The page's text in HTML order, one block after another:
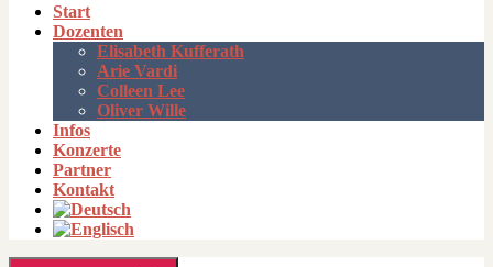
Start
Dozenten
Elisabeth Kufferath
Arie Vardi
Colleen Lee
Oliver Wille
Infos
Konzerte
Partner
Kontakt